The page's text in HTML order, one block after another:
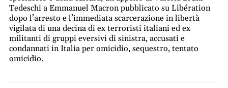
Tedeschi a Emmanuel Macron pubblicato su Libération
dopo l’arresto e l’immediata scarcerazione in libertà
vigilata di una decina di ex terroristi italiani ed ex
militanti di gruppi eversivi di sinistra, accusati e
condannati in Italia per omicidio, sequestro, tentato
omicidio.